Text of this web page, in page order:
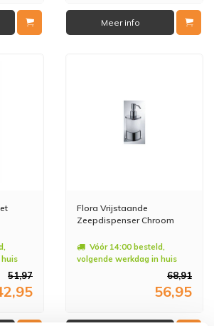
Meer info
51,97
Flora Vrijstaande
Zeepdispenser Chroom
Vóór 14:00 besteld,
volgende werkdag in huis
68,91
56,95